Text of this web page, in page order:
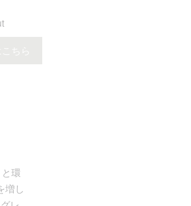
こちら
環
増し